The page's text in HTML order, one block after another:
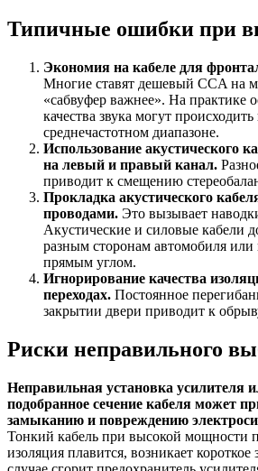
Типичные ошибки при
Экономия на кабеле для
Многие ставят дешевый CCA на
«сабвуфер важнее». На практике
качества звука могут
среднечастотном диапазоне.
Использование акустического
на левый и правый канал.
приводит к смещению
Прокладка акустического
проводами. Это вызывает
Акустические и силовые кабели
разным сторонам автомобиля или
прямым углом.
Игнорирование качества
переходах. Постоянное
закрытии двери приводит к
Риски неправильного
Неправильная установка усилителя
подобранное сечение кабеля может
замыканию и повреждению
Тонкий кабель при высокой мощности
изоляция плавится, возникает